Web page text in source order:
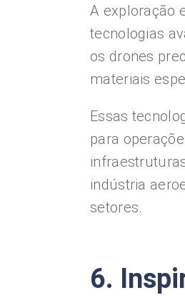
A exploração
tecnologias
os drones
materiais
Essas
para
indústria
setores.
6.